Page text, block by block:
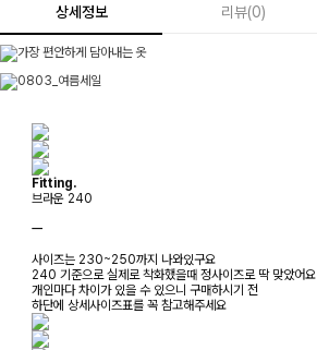
상세정보 리뷰(0)
Fitting.
브라운 240
ㅡ
사이즈는 230~250까지 나와있구요
240 기준으로 실제로 착화했을때 정사이즈로 딱 맞았어요
개인마다 차이가 있을 수 있으니 구매하시기 전
하단에 상세사이즈표를 꼭 참고해주세요